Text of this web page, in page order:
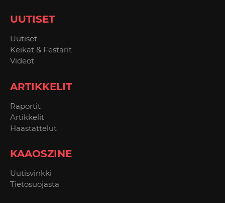
UUTISET
Uutiset
Keikat & Festarit
Videot
ARTIKKELIT
Raportit
Artikkelit
Haastattelut
KAAOSZINE
Uutisvinkki
Tietosuojasta